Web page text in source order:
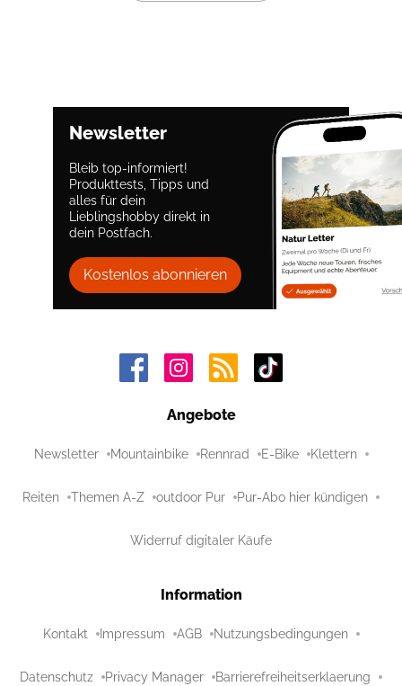
Newsletter
Bleib top-informiert!
Produkttests, Tipps und
alles für dein
Lieblingshobby direkt in
dein Postfach.
Kostenlos abonnieren
Angebote
Newsletter Mountainbike Rennrad E-Bike Klettern
Reiten Themen A-Z outdoor Pur Pur-Abo hier kündigen
Widerruf digitaler Käufe
Information
Kontakt Impressum AGB Nutzungsbedingungen
Datenschutz Privacy Manager Barrierefreiheitserklaerung